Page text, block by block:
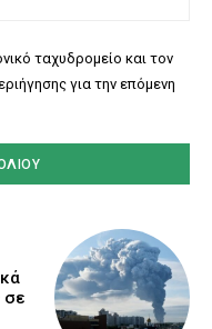
ταχυδρομείο και τον
για την επόμενη
σε